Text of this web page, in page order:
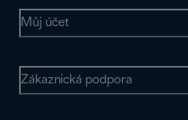
Můj účet
Zákaznická podpora